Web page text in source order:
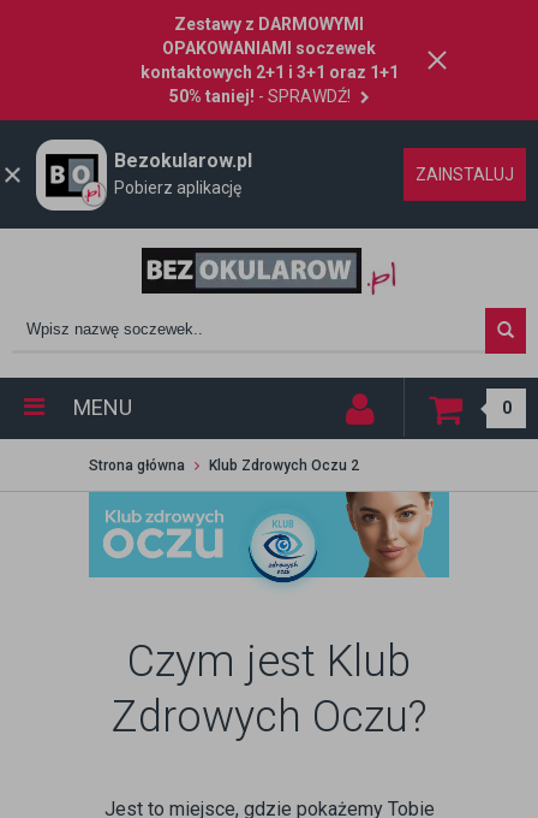
Zestawy z DARMOWYMI
OPAKOWANIAMI soczewek
kontaktowych 2+1 i 3+1 oraz 1+1
50% taniej! - SPRAWDŹ!
Bezokularow.pl
Pobierz aplikację
ZAINSTALUJ
MENU 0
Strona główna Klub Zdrowych Oczu 2
Czym jest Klub
Zdrowych Oczu?
Jest to miejsce, gdzie pokażemy Tobie